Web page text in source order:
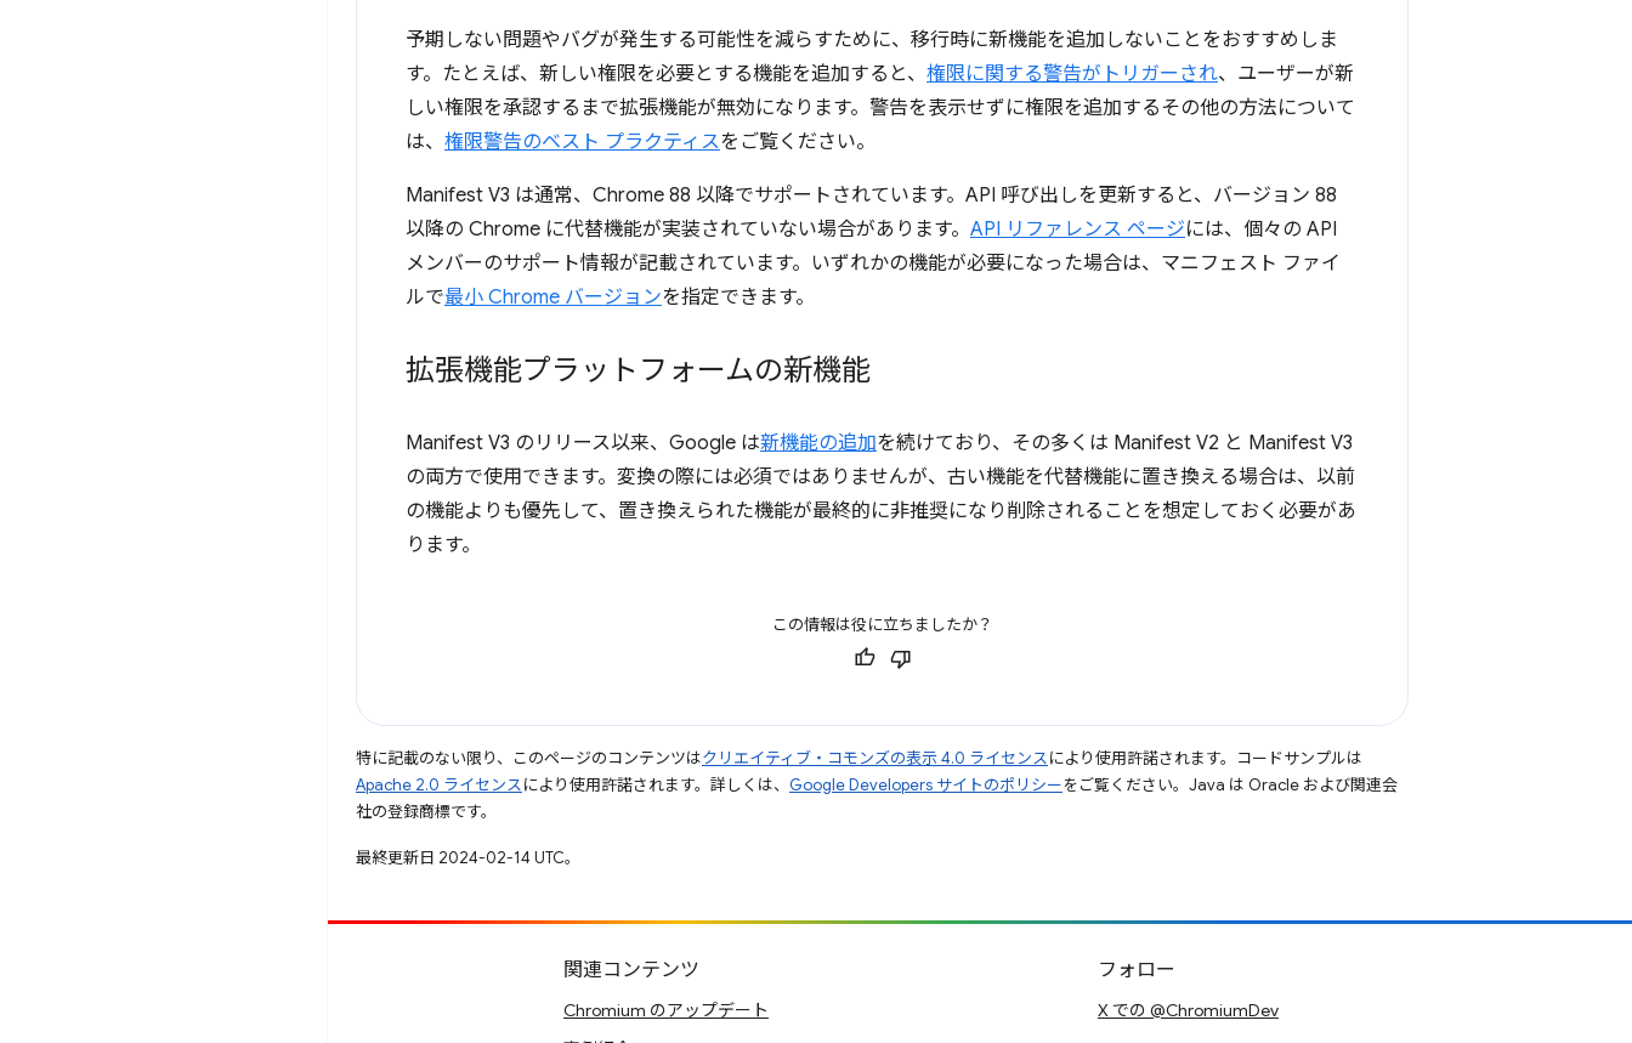
予期しない問題やバグが発生する可能性を減らすために、移行時に新機能を追加しないことをおすすめしま
す。たとえば、新しい権限を必要とする機能を追加すると、 権限に関する警告がトリガーされ、ユーザーが新
しい権限を承認するまで拡張機能が無効になります。警告を表示せずに権限を追加するその他の方法について
は、 権限警告のベスト プラクティスをご覧ください。
Manifest V3 は通常、Chrome 88 以降でサポートされています。API 呼び出しを更新すると、バージョン 88
以降の Chrome に代替機能が実装されていない場合があります。 API リファレンス ページには、個々の API
メンバーのサポート情報が記載されています。いずれかの機能が必要になった場合は、マニフェスト ファイ
ルで最小 Chrome バージョンを指定できます。
拡張機能プラットフォームの新機能
Manifest V3 のリリース以来、Google は新機能の追加を続けており、その多くは Manifest V2 と Manifest V3
の両方で使用できます。変換の際には必須ではありませんが、古い機能を代替機能に置き換える場合は、以前
の機能よりも優先して、置き換えられた機能が最終的に非推奨になり削除されることを想定しておく必要があ
ります。
この情報は役に立ちましたか？
特に記載のない限り、このページのコンテンツはクリエイティブ・コモンズの表示 4.0 ライセンスにより使用許諾されます。コードサンプルは
Apache 2.0 ライセンスにより使用許諾されます。詳しくは、 Google Developers サイトのポリシーをご覧ください。Java は Oracle および関連会
社の登録商標です。
最終更新日 2024-02-14 UTC。
関連コンテンツ
Chromium のアップデート
フォロー
X での @ChromiumDev